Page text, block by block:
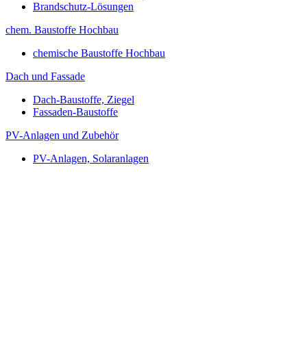
Brandschutz-Lösungen
chem. Baustoffe Hochbau
chemische Baustoffe Hochbau
Dach und Fassade
Dach-Baustoffe, Ziegel
Fassaden-Baustoffe
PV-Anlagen und Zubehör
PV-Anlagen, Solaranlagen